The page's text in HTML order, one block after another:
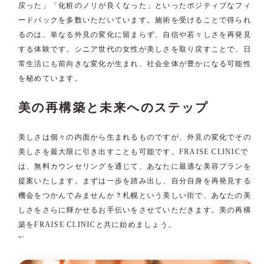
戻った」「化粧のノリが良くなった」といったポジティブなフィ
ードバックを多数いただいています。施術を受けることで得られ
るのは、単なる外見の変化に留まらず、自信や若々しさを再発見
する体験です。シニア世代の女性が美しさを取り戻すことで、日
常生活にも前向きな変化が生まれ、社会全体が豊かになる可能性
を秘めています。
美の再構築と未来へのステップ
美しさは個々の内面から生まれるものですが、外見の変化でその
美しさを最大限に引き出すことも可能です。FRAISE CLINICで
は、無料カウンセリングを通じて、あなたに最適な美容プランを
提案いたします。まずは一歩を踏み出し、自分自身を再発見する
機会をつかんでみませんか？札幌という美しい街で、あなたの美
しさをさらに輝かせるお手伝いをさせていただきます。美の再構
築をFRAISE CLINICと共に始めましょう。
“`